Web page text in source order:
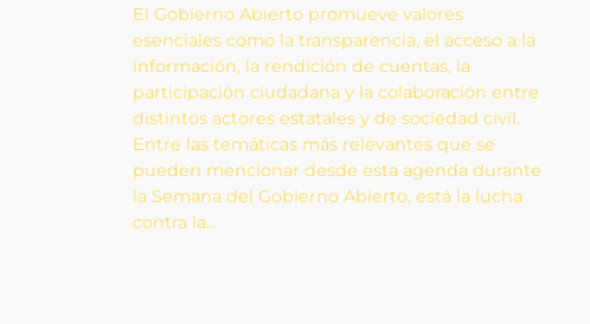
El Gobierno Abierto promueve valores
esenciales como la transparencia, el acceso a la
información, la rendición de cuentas, la
participación ciudadana y la colaboración entre
distintos actores estatales y de sociedad civil.
Entre las temáticas más relevantes que se
pueden mencionar desde esta agenda durante
la Semana del Gobierno Abierto, está la lucha
contra la…